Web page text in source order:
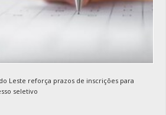
Leste reforça prazos de inscrições para
seletivo